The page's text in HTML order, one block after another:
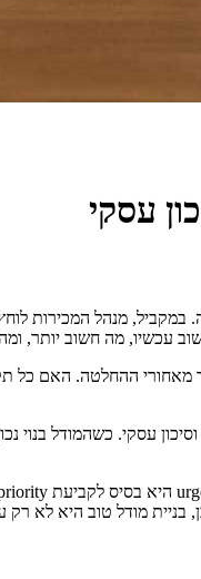
עסקי
מנהל המכירות
עכשיו, מה חשוב יותר,
מאחורי ההחלטה. האם
עסקי. כשהמודל בנוי
מודל טוב היא לא רק